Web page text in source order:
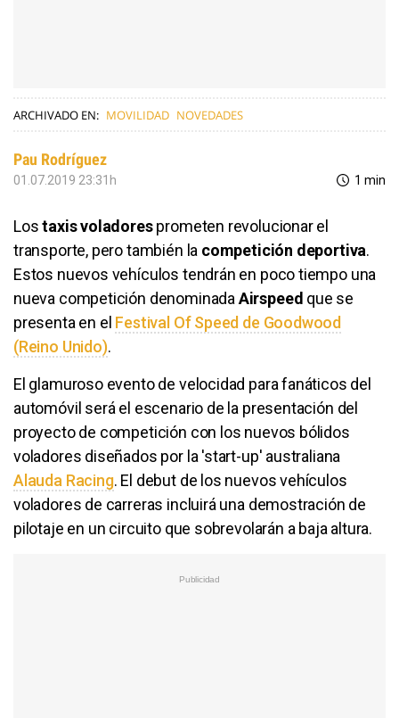
ARCHIVADO EN: MOVILIDAD NOVEDADES
Pau Rodríguez
01.07.2019 23:31h 1 min
Lostaxis voladoresprometen revolucionar el
transporte, pero también la competición deportiva.
Estos nuevos vehículos tendrán en poco tiempo una
nueva competición denominada Airspeed que se
presenta en el Festival Of Speed de Goodwood
(Reino Unido).
El glamuroso evento de velocidad para fanáticos del
automóvil será el escenario de la presentación del
proyecto de competición con los nuevos bólidos
voladores diseñados por la 'start-up' australiana
Alauda Racing. El debut de los nuevos vehículos
voladores de carreras incluirá una demostración de
pilotaje en un circuito que sobrevolarán a baja altura.